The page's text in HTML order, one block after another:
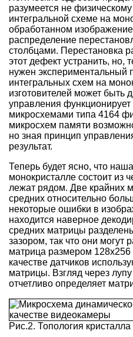
разумеется не
интегральной схеме на
обработанном
распределение
столбцами. Перестановка
этот дефект устранить, но,
нужен экспериментальный
интегральных схем на
изготовителей может быть
управления функционирует
микросхемами типа 4164
микросхем памяти
но зная принцип
результат.
Теперь будет ясно, что
монокристалле состоит из
лежат рядом. Две крайних
средних относительно
некоторые ошибки в
находится наверное
средних матрицы
зазором, так что они могут
матрица размером
качестве датчиков
матрицы. Взгляд через
отчетливо определяет
Рис.2. Топология кристалла